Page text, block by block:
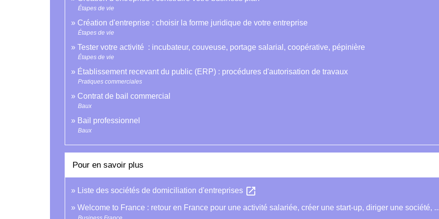
Étapes de vie
Création d'entreprise : choisir la forme juridique de votre entreprise
Étapes de vie
Tester votre activité : incubateur, couveuse, portage salarial, coopérative, pépinière
Étapes de vie
Établissement recevant du public (ERP) : procédures d'autorisation de travaux
Pratiques commerciales
Contrat de bail commercial
Baux
Bail professionnel
Baux
Pour en savoir plus
Liste des sociétés de domiciliation d'entreprises open_in_new
Welcome to France : retour en France pour une activité salariée, créer une start-up, diriger une société, ...